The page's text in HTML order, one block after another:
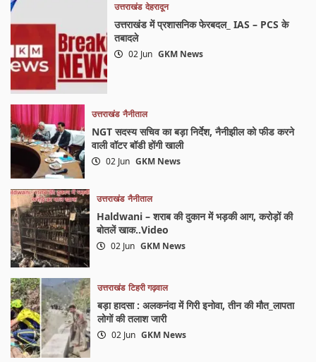
उत्तराखंड देहरादून
उत्तराखंड में प्रशासनिक फेरबदल_ IAS – PCS के
तबादले
02 Jun GKM News
उत्तराखंड नैनीताल
NGT सदस्य सचिव का बड़ा निर्देश, नैनीझील को फीड करने
वाली वॉटर बॉडी होंगी खाली
02 Jun GKM News
उत्तराखंड नैनीताल
Haldwani – शराब की दुकान में भड़की आग, करोड़ों की
बोतलें खाक..Video
02 Jun GKM News
उत्तराखंड टिहरी गढ़वाल
बड़ा हादसा : अलकनंदा में गिरी इनोवा, तीन की मौत_लापता
लोगों की तलाश जारी
02 Jun GKM News